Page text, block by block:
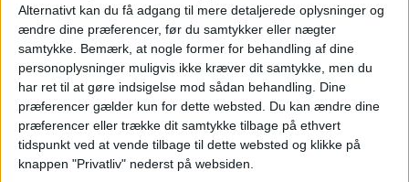
Alternativt kan du få adgang til mere detaljerede oplysninger og
ændre dine præferencer, før du samtykker eller nægter
samtykke. Bemærk, at nogle former for behandling af dine
personoplysninger muligvis ikke kræver dit samtykke, men du
har ret til at gøre indsigelse mod sådan behandling. Dine
præferencer gælder kun for dette websted. Du kan ændre dine
præferencer eller trække dit samtykke tilbage på ethvert
tidspunkt ved at vende tilbage til dette websted og klikke på
knappen "Privatliv" nederst på websiden.
BILLUND: 22. – 29. AUG 26 (13 NÆTTER)
HOTEL 1.285,-
FLY 1.298,-
Pris pr. person ved